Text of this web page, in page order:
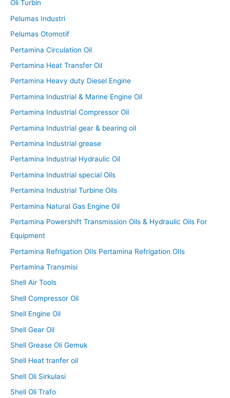
Oli Turbin
Pelumas Industri
Pelumas Otomotif
Pertamina Circulation Oil
Pertamina Heat Transfer Oil
Pertamina Heavy duty Diesel Engine
Pertamina Industrial & Marine Engine Oil
Pertamina Industrial Compressor Oil
Pertamina Industrial gear & bearing oil
Pertamina Industrial grease
Pertamina Industrial Hydraulic Oil
Pertamina Industrial special Oils
Pertamina Industrial Turbine Oils
Pertamina Natural Gas Engine Oil
Pertamina Powershift Transmission Oils & Hydraulic Oils For
Equipment
Pertamina Refrigation OIls Pertamina Refrigation OIls
Pertamina Transmisi
Shell Air Tools
Shell Compressor Oil
Shell Engine Oil
Shell Gear Oil
Shell Grease Oli Gemuk
Shell Heat tranfer oil
Shell Oli Sirkulasi
Shell Oli Trafo